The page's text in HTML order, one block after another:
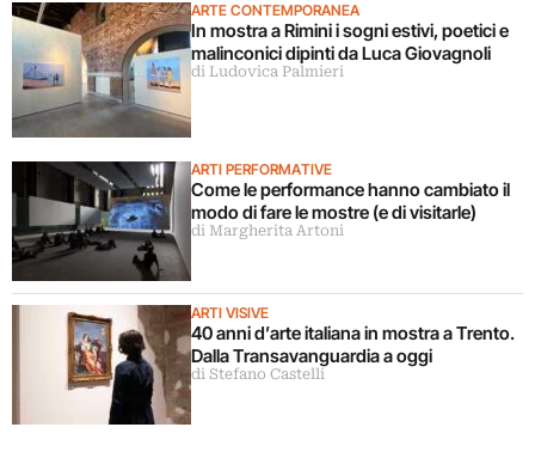
ARTE CONTEMPORANEA
In mostra a Rimini i sogni estivi, poetici e
malinconici dipinti da Luca Giovagnoli
di Ludovica Palmieri
ARTI PERFORMATIVE
Come le performance hanno cambiato il
modo di fare le mostre (e di visitarle)
di Margherita Artoni
ARTI VISIVE
40 anni d’arte italiana in mostra a Trento.
Dalla Transavanguardia a oggi
di Stefano Castelli